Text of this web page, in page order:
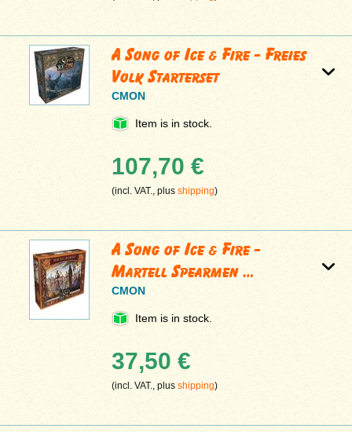
A Song of Ice & Fire - Freies
Volk Starterset
CMON
Item is in stock.
107,70 €
(incl. VAT., plusshipping)
A Song of Ice & Fire -
Martell Spearmen …
CMON
Item is in stock.
37,50 €
(incl. VAT., plusshipping)